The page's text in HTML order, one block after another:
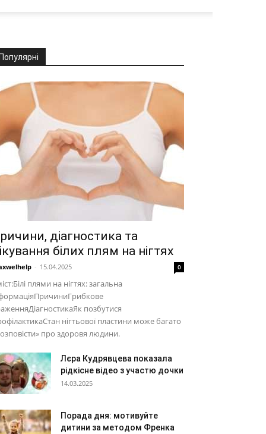
Популярні
діагностика та
білих плям на нігтях
- 15.04.2025 0
плями на нігтях: загальна
позбутися
нігтьової пластини може багато
про здоровя людини.
Лєра Кудрявцева показала
рідкісне відео з участю дочки
14.03.2025
Порада дня: мотивуйте
дитини за методом Френка